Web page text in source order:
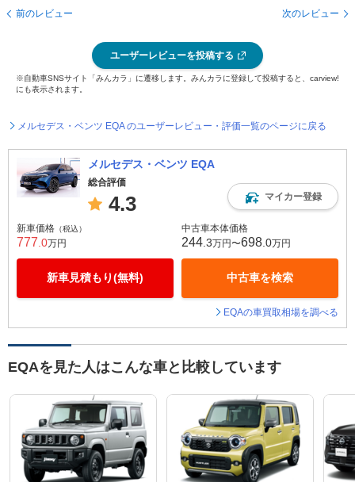
前のレビュー 次のレビュー
ユーザーレビューを投稿する
※自動車SNSサイト「みんカラ」に遷移します。みんカラに登録して投稿すると、carview!
にも表示されます。
メルセデス・ベンツ EQA のユーザーレビュー・評価一覧のページに戻る
メルセデス・ベンツ EQA
総合評価
4.3 マイカー登録
新車価格 （税込）
777 .0万円
新車見積もり(無料)
中古車本体価格
244 .3万円〜698 .0万円
中古車を検索
EQAの車買取相場を調べる
EQAを見た人はこんな車と比較しています